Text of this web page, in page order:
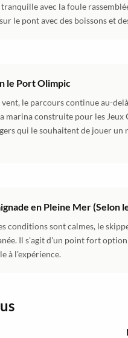
avec la foule
le pont avec des boissons et
le Port Olimpic
le parcours continue au-
marina construite pour les Jeux
qui le souhaitent de jouer
en Pleine Mer (Selon
conditions sont calmes, le
Il s'agit d'un point fort
à l'expérience.